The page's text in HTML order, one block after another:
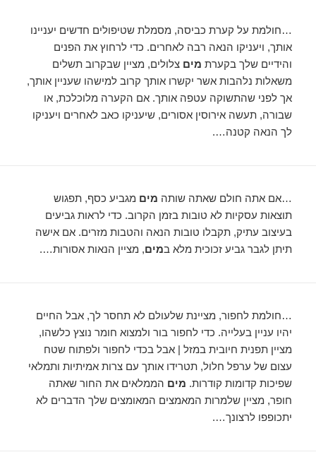
…חולמת על קערת כביסה, מסמלת שטיפולים חדשים יעניינו
אותך, ויעניקו הנאה רבה לאחרים. כדי לרחוץ את הפנים
והידיים שלך בקערת מים צלולים, מציין שבקרוב תשלים
משאלות נלהבות אשר יקשרו אותך קרוב למישהו שעניין אותך,
אך לפני שהתשוקה עטפה אותך. אם הקערה מלוכלכת, או
שבורה, תעשה אירוסין אסורים, שיעניקו כאב לאחרים ויעניקו
לך הנאה קטנה….
…אם אתה חולם שאתה שותה מים מגביע כסף, תפגוש
תוצאות עסקיות לא טובות בזמן הקרוב. כדי לראות גביעים
בעיצוב עתיק, תקבלו טובות הנאה והטבות מזרים. אם אישה
תיתן לגבר גביע זכוכית מלא במים, מציין הנאות אסורות….
…חולמת לחפור, מציינת שלעולם לא תחסר לך, אבל החיים
יהיו עניין בעלייה. כדי לחפור בור ולמצוא חומר נוצץ כלשהו, ​​
מציין תפנית חיובית במזל | אבל בכדי לחפור ולפתוח שטח
עצום של ערפל חלול, תטרידו אותך עם צרות אמיתיות ותמלאי
שפיכות קדומות קודרות. מים הממלאים את החור שאתה
חופר, מציין שלמרות המאמצים המאומצים שלך הדברים לא
יתכופפו לרצונך….